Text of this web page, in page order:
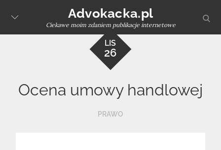
content
Advokacka.pl
Ciekawe moim zdaniem publikacje internetowe
LIS
26
Ocena umowy handlowej
PRAWO